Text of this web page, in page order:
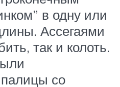
в одну или
Ассегаями
так и колоть.
со